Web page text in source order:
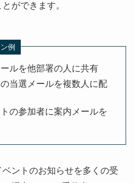
ができます。
例
ルを他部署の人に共有
当選メールを複数人に配
の参加者に案内メールを
ントのお知らせを多くの受